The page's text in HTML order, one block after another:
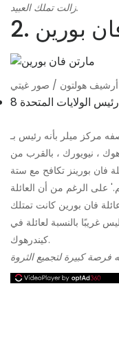
زالت تملك العبيد.
بورين
هولتون / صور غيتي
8 رئيس الولايات المتحدة
مركز ميلر بأنه رئيس بـ
، نيويورك ، بالقرب من
فان بورينز تكافح مع ستة
على الرغم من أن العائلة
فان بورين كانت تمتلك
غريبًا بالنسبة لعائلة في
كيندرهوك.